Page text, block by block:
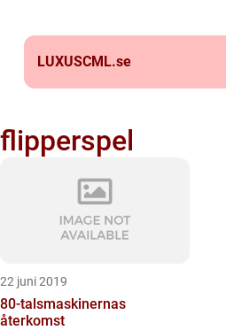
LUXUSCML.se
flipperspel
22 juni 2019
80-talsmaskinernas
återkomst